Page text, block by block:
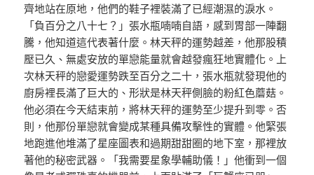
齊地站在原地，他們的鞋子裡裝滿了已經潮濕的淚水。
「負百分之八十七？」張水瓶喃喃自語，感到胃部一陣翻
騰，他知道這代表著什麼。林天秤的運勢越差，他那股積
壓已久、無處安放的單戀能量就會越發瘋狂地實體化。上
次林天秤的戀愛運勢跌至百分之二十，張水瓶就發現他的
廚房裡長滿了巨大的、形狀是林天秤側臉的粉紅色蘑菇。
他必須在今天結束前，將林天秤的運勢至少提升到零。否
則，他那份單戀就會變成某種具備攻擊性的實體。他緊張
地跑進他堆滿了星座圖表和過期甜甜圈的地下室，那裡放
著他的秘密武器。「我需要星象學輔助儀！」他衝到一個